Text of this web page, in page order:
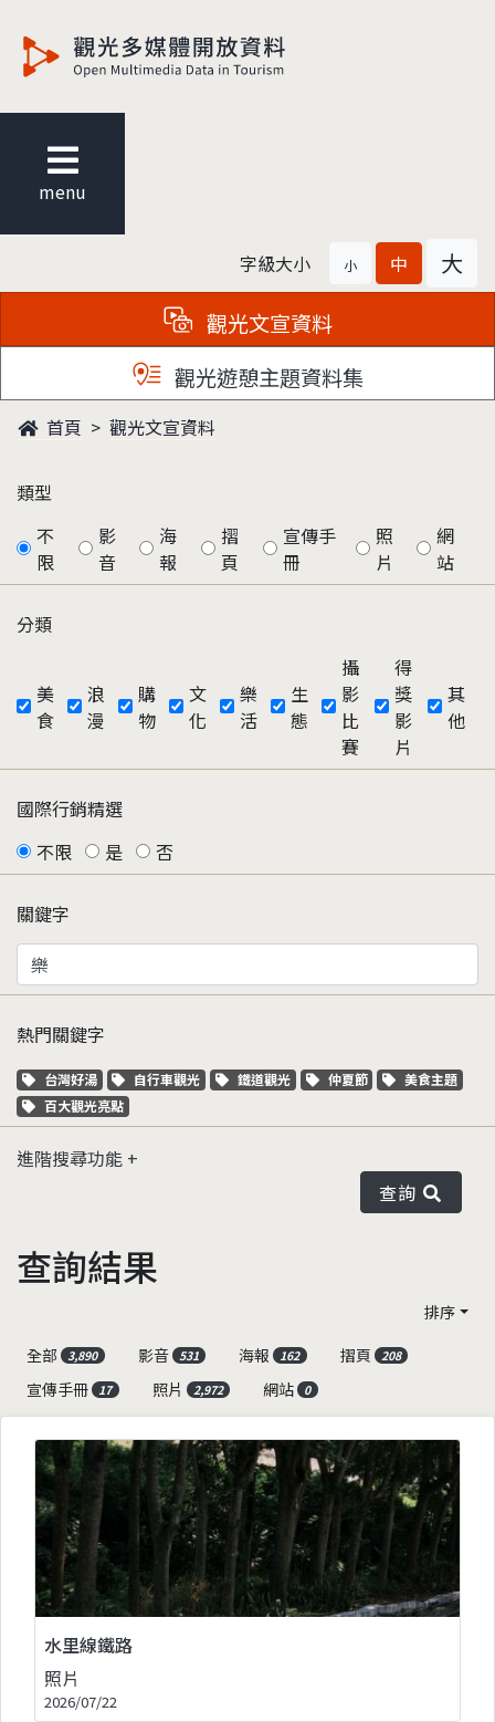
menu
字級大小 小 中 大
觀光文宣資料
觀光遊憩主題資料集
首頁 觀光文宣資料
類型
不
限
影
音
海
報
摺
頁
宣傳手
冊
照
片
網
站
分類
美
食
浪
漫
購
物
文
化
樂
活
生
態
攝
影
比
賽
得
獎
影
片
其
他
國際行銷精選
不限
是 否
關鍵字
熱門關鍵字
關鍵字標籤
台灣好湯 關鍵字標籤
自行車觀光 關鍵字標籤
鐵道觀光 關鍵字標籤
仲夏節 關鍵字標籤
美食主題
關鍵字標籤
百大觀光亮點
進階搜尋功能
查詢
查詢結果
排序
全部
3,890 影音 531 海報 162 摺頁 208
宣傳手冊 17 照片 2,972 網站 0
水里線鐵路
照片
2026/07/22